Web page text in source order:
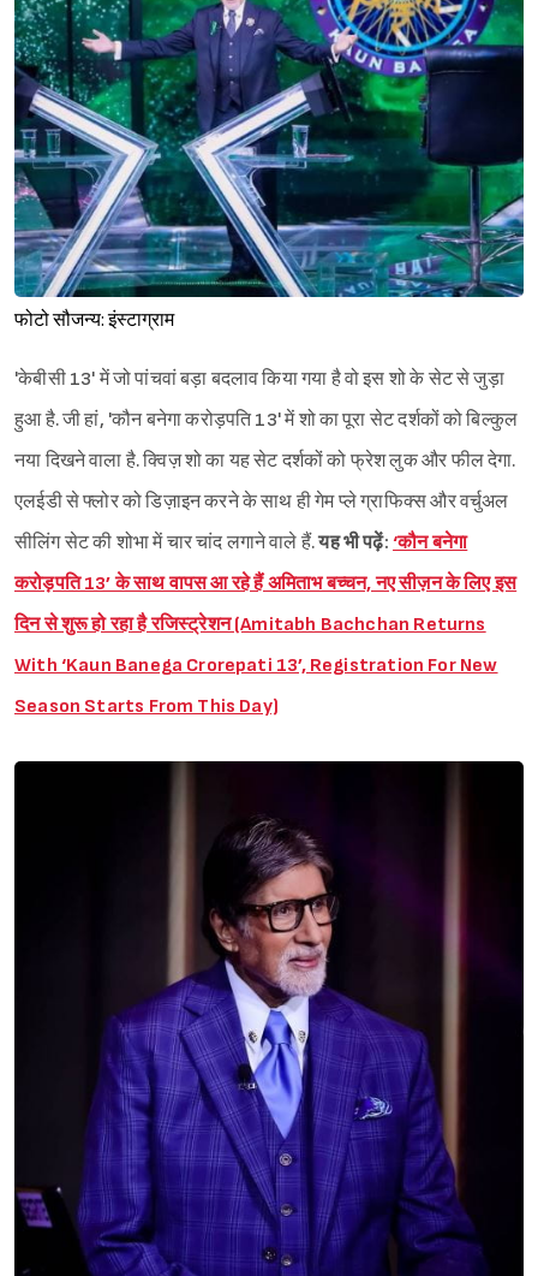
फोटो सौजन्य: इंस्टाग्राम
'केबीसी 13' में जो पांचवां बड़ा बदलाव किया गया है वो इस शो के सेट से जुड़ा
हुआ है. जी हां, 'कौन बनेगा करोड़पति 13' में शो का पूरा सेट दर्शकों को बिल्कुल
नया दिखने वाला है. क्विज़ शो का यह सेट दर्शकों को फ्रेश लुक और फील देगा.
एलईडी से फ्लोर को डिज़ाइन करने के साथ ही गेम प्ले ग्राफिक्स और वर्चुअल
सीलिंग सेट की शोभा में चार चांद लगाने वाले हैं.यह भी पढ़ें: ‘कौन बनेगा
करोड़पति 13’ के साथ वापस आ रहे हैं अमिताभ बच्चन, नए सीज़न के लिए इस
दिन से शुरू हो रहा है रजिस्ट्रेशन (Amitabh Bachchan Returns
With ‘Kaun Banega Crorepati 13’, Registration For New
Season Starts From This Day)